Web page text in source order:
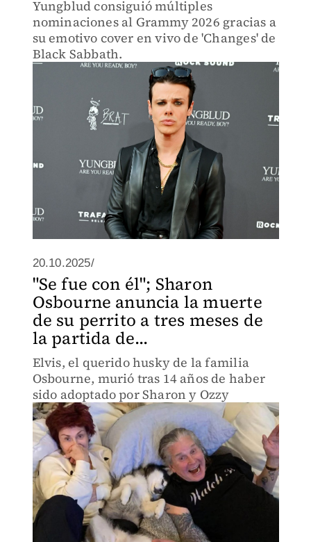
Yungblud consiguió múltiples
nominaciones al Grammy 2026 gracias a
su emotivo cover en vivo de 'Changes' de
Black Sabbath.
20.10.2025/
"Se fue con él"; Sharon
Osbourne anuncia la muerte
de su perrito a tres meses de
la partida de...
Elvis, el querido husky de la familia
Osbourne, murió tras 14 años de haber
sido adoptado por Sharon y Ozzy